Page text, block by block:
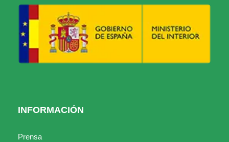
INFORMACIÓN
Prensa